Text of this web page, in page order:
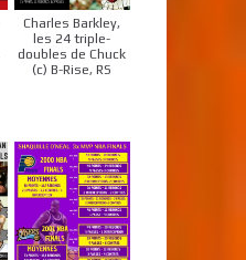
Charles Barkley,
les 24 triple-
doubles de Chuck
(c) B-Rise, RS